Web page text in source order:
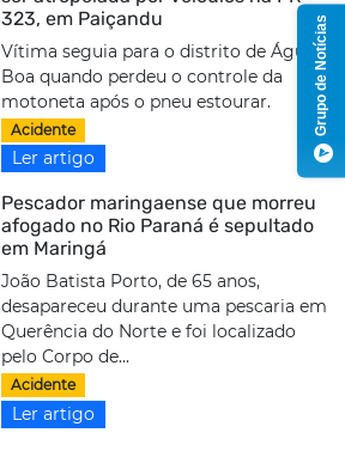
323, em Paiçandu
Vítima seguia para o distrito de Água
Boa quando perdeu o controle da
motoneta após o pneu estourar.
Acidente
Ler artigo
Pescador maringaense que morreu
afogado no Rio Paraná é sepultado
em Maringá
João Batista Porto, de 65 anos,
desapareceu durante uma pescaria em
Querência do Norte e foi localizado
pelo Corpo de...
Acidente
Ler artigo
Grupo de Notícias